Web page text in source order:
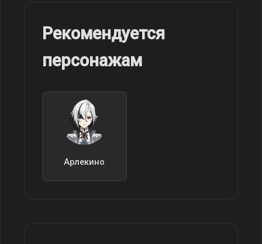
Рекомендуется
персонажам
Арлекино